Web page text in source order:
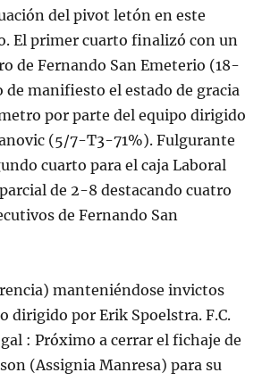
del pivot letón en este
El primer cuarto finalizó con un
de Fernando San Emeterio (18-
de manifiesto el estado de gracia
por parte del equipo dirigido
(5/7-T3-71%). Fulgurante
cuarto para el caja Laboral
de 2-8 destacando cuatro
de Fernando San
manteniéndose invictos
dirigido por Erik Spoelstra. F.C.
: Próximo a cerrar el fichaje de
(Assignia Manresa) para su